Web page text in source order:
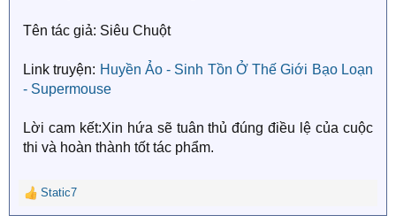
Tên tác giả: Siêu Chuột
Link truyện: Huyền Ảo - Sinh Tồn Ở Thế Giới Bạo Loạn
- Supermouse
Lời cam kết:Xin hứa sẽ tuân thủ đúng điều lệ của cuộc
thi và hoàn thành tốt tác phẩm.
R
e
Static7